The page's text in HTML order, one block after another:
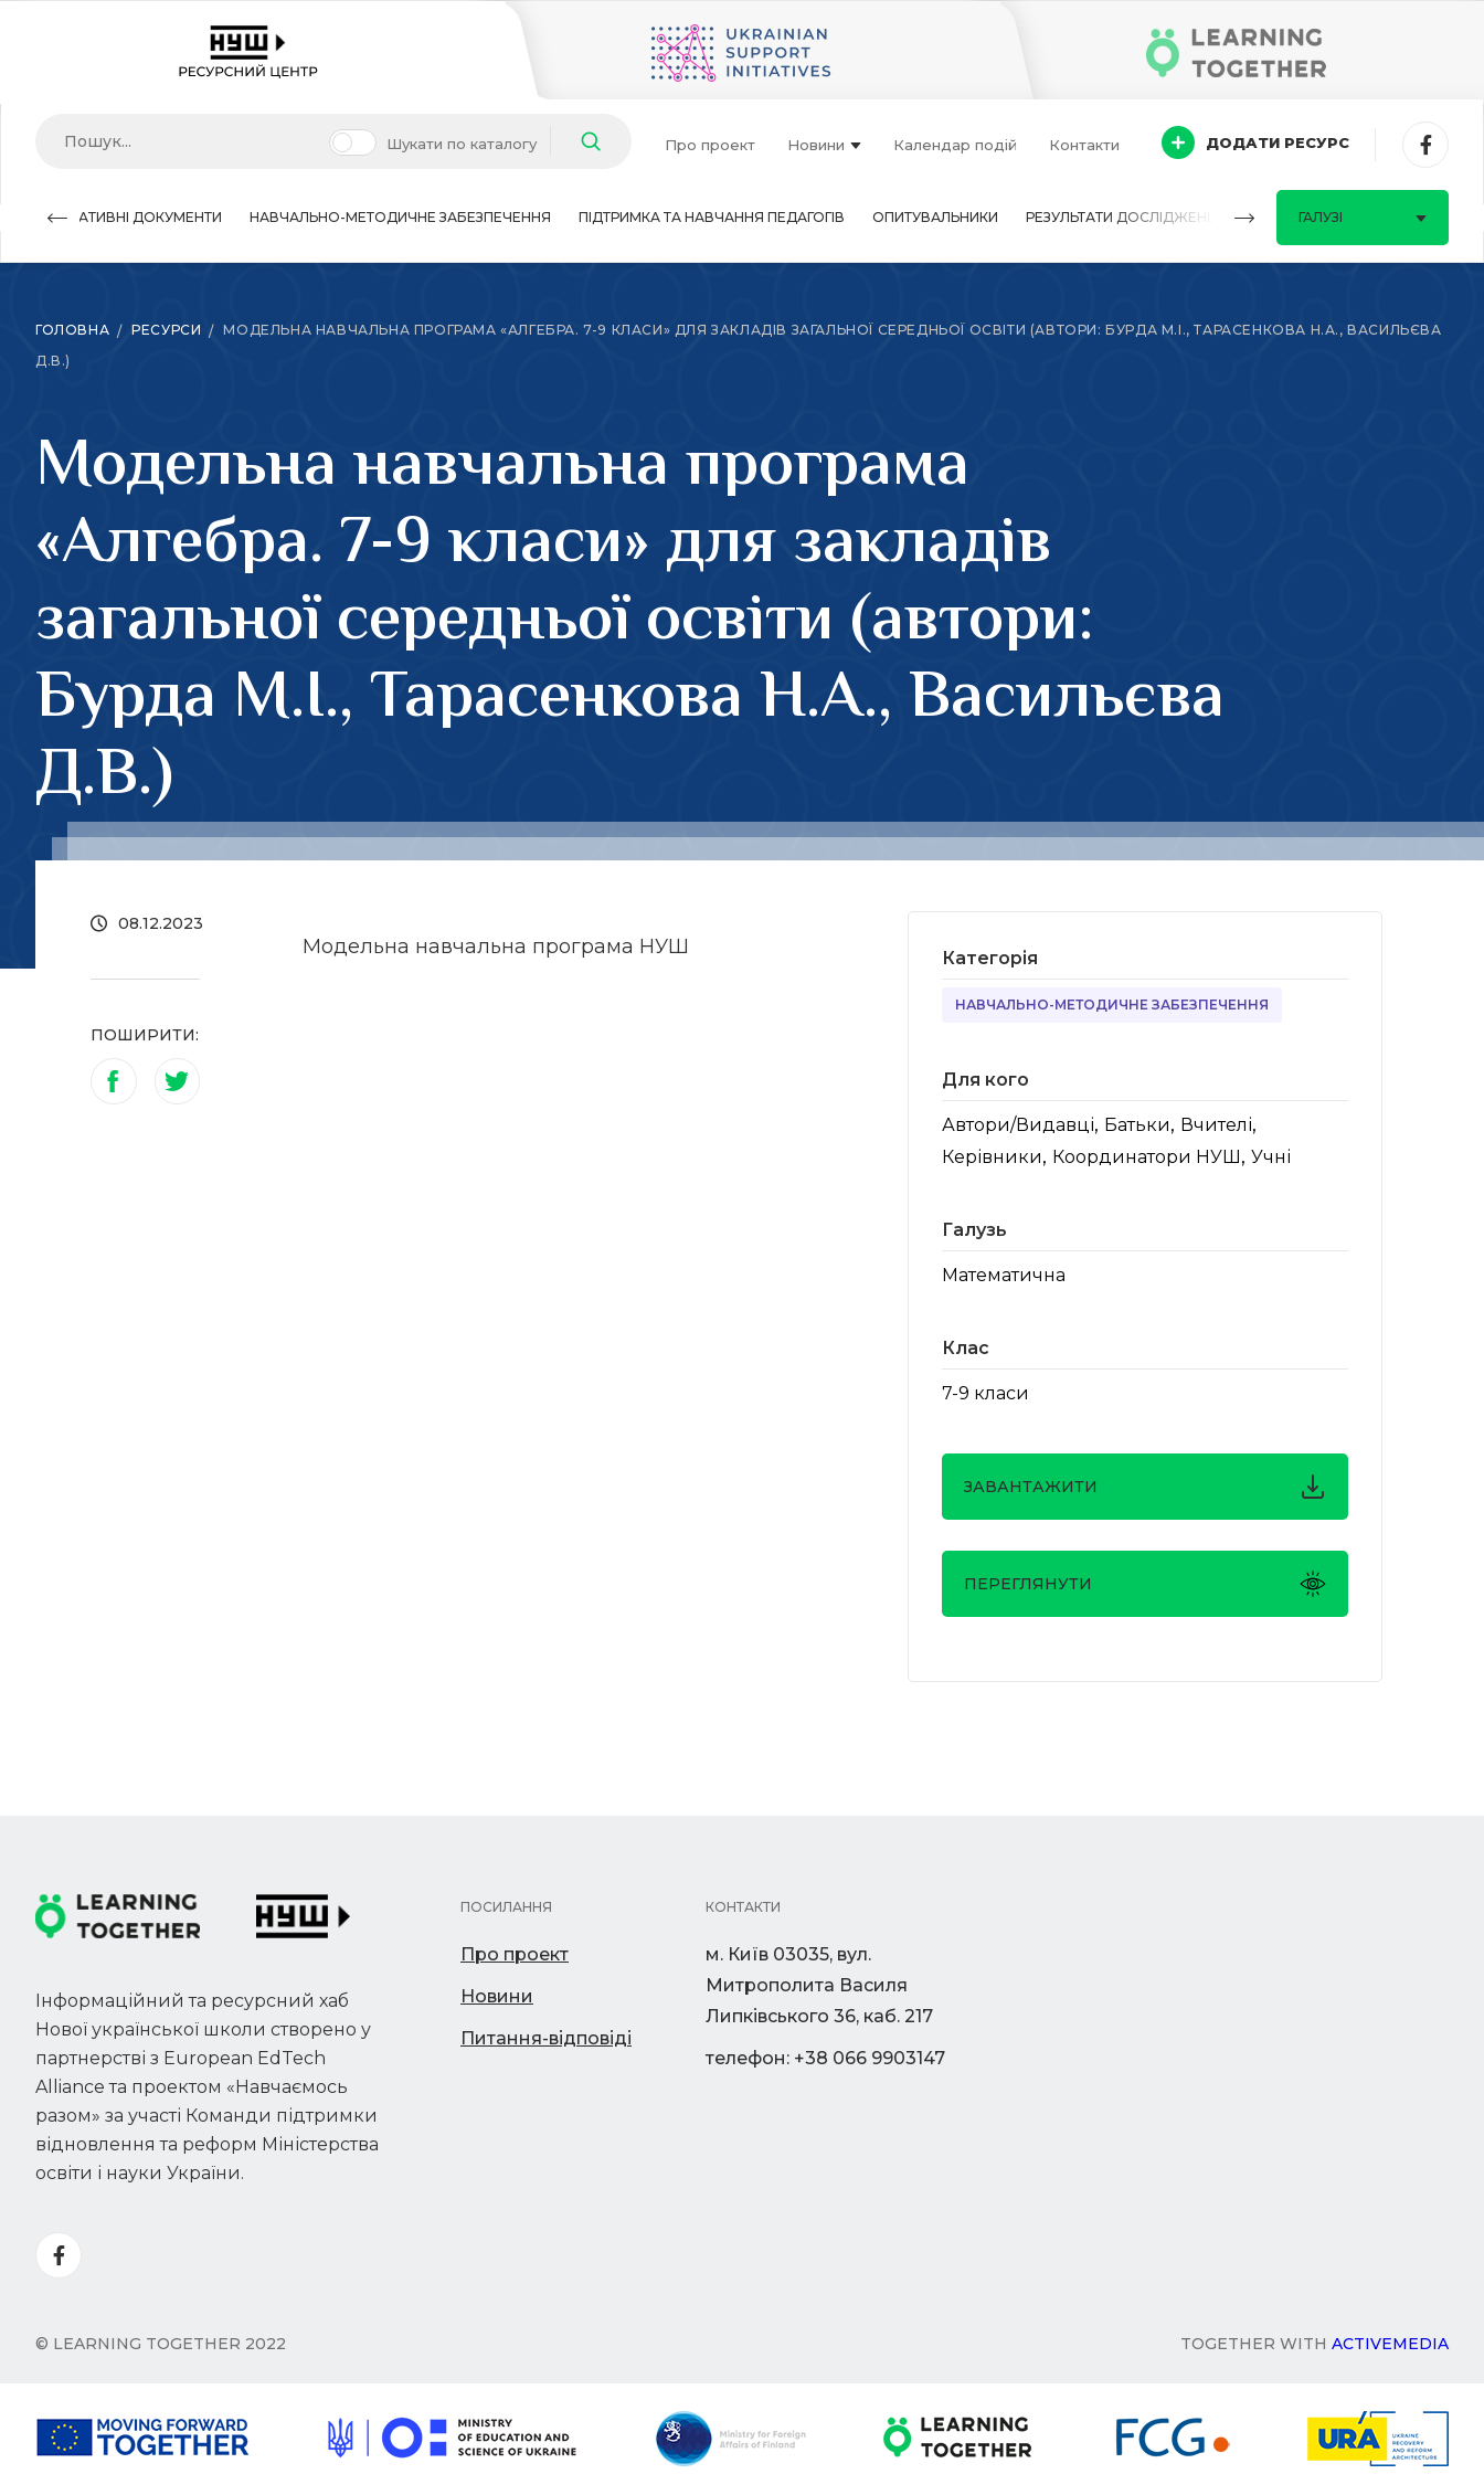
Шукати по каталогу Про проект Новини Календар подій Контакти ДОДАТИ РЕСУРС
НОРМАТИВНІ ДОКУМЕНТИ НАВЧАЛЬНО-МЕТОДИЧНЕ ЗАБЕЗПЕЧЕННЯ ПІДТРИМКА ТА НАВЧАННЯ ПЕДАГОГІВ ОПИТУВАЛЬНИКИ РЕЗУЛЬТАТИ ДОСЛІДЖЕНЬ ПИТАННЯ-ВІДПОВІДІ
ГАЛУЗІ
ГОЛОВНА РЕСУРСИ
МОДЕЛЬНА НАВЧАЛЬНА ПРОГРАМА «АЛГЕБРА. 7-9 КЛАСИ» ДЛЯ ЗАКЛАДІВ ЗАГАЛЬНОЇ СЕРЕДНЬОЇ ОСВІТИ (АВТОРИ: БУРДА М.І., ТАРАСЕНКОВА Н.А., ВАСИЛЬЄВА
Д.В.)
Модельна навчальна програма
«Алгебра. 7-9 класи» для закладів
загальної середньої освіти (автори:
Бурда М.І., Тарасенкова Н.А., Васильєва
Д.В.)
08.12.2023
ПОШИРИТИ:
Модельна навчальна програма НУШ Категорія
НАВЧАЛЬНО-МЕТОДИЧНЕ ЗАБЕЗПЕЧЕННЯ
Для кого
Автори/Видавці, Батьки, Вчителі,
Керівники, Координатори НУШ, Учні
Галузь
Математична
Клас
7-9 класи
ЗАВАНТАЖИТИ
ПЕРЕГЛЯНУТИ
Інформаційний та ресурсний хаб
Нової української школи створено у
партнерстві з European EdTech
Alliance та проектом «Навчаємось
разом» за участі Команди підтримки
відновлення та реформ Міністерства
освіти і науки України.
ПОСИЛАННЯ
Про проект
Новини
Питання-відповіді
КОНТАКТИ
м. Київ 03035, вул.
Митрополита Василя
Липківського 36, каб. 217
телефон: +38 066 9903147
© LEARNING TOGETHER 2022 TOGETHER WITH ACTIVEMEDIA